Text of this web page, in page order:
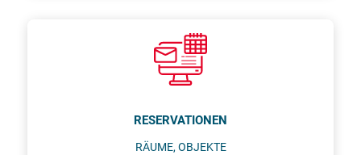
RESERVATIONEN
RÄUME, OBJEKTE